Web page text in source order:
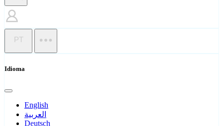
PT
Idioma
English
العربية
Deutsch